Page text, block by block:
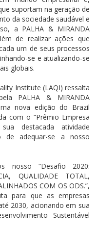
suportam na geração de
da sociedade saudável e
a PALHA & MIRANDA
de realizar ações que
um de seus processos
se e atualizando-se
globais.
Institute (LAQI) ressalta
PALHA & MIRANDA
nova edição do Brazil
com o “Prêmio Empresa
destacada atividade
de adequar-se a nosso
nosso “Desafio 2020:
QUALIDADE TOTAL,
COM OS ODS.”,
para que as empresas
2030, acionando em sua
Sustentável